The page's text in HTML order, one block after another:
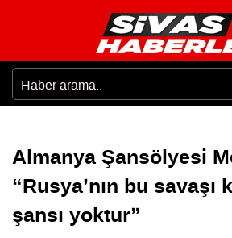
Almanya Şansölyesi
“Rusya’nın bu savaşı
şansı yoktur”